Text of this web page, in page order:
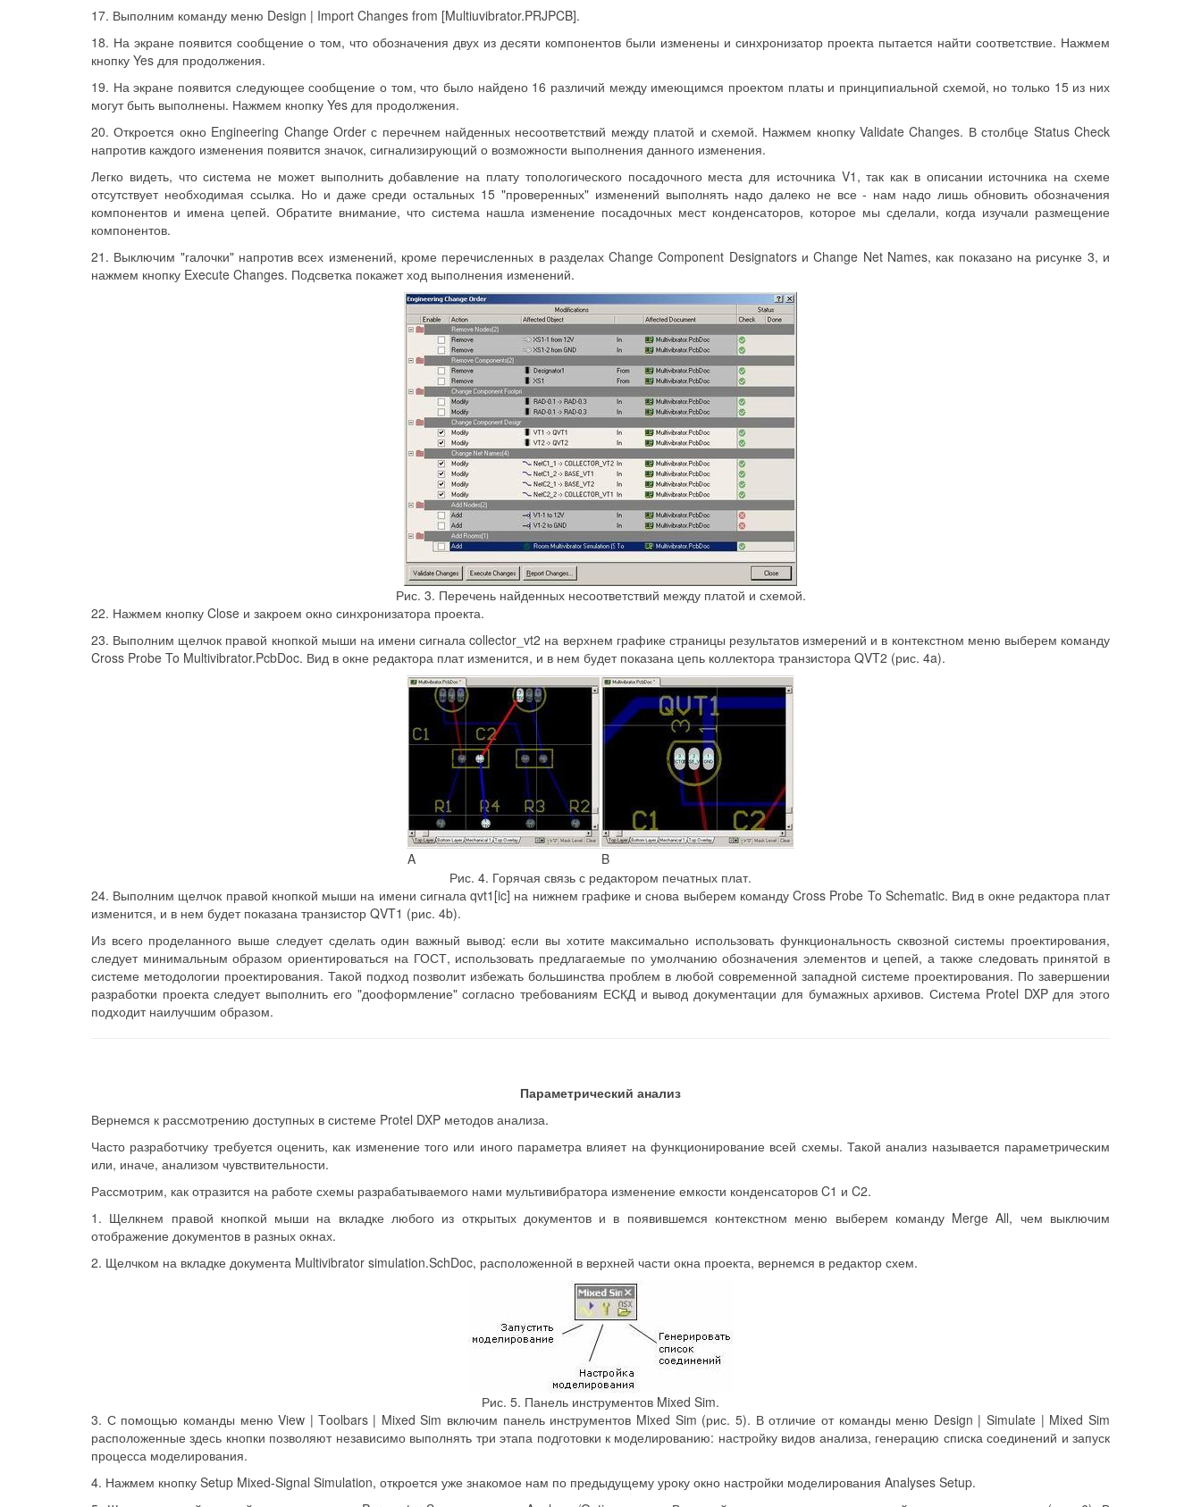
17. Выполним команду меню Design | Import Changes from [Multiuvibrator.PRJPCB].
18. На экране появится сообщение о том, что обозначения двух из десяти компонентов были изменены и синхронизатор проекта пытается найти соответствие. Нажмем
кнопку Yes для продолжения.
19. На экране появится следующее сообщение о том, что было найдено 16 различий между имеющимся проектом платы и принципиальной схемой, но только 15 из них
могут быть выполнены. Нажмем кнопку Yes для продолжения.
20. Откроется окно Engineering Change Order с перечнем найденных несоответствий между платой и схемой. Нажмем кнопку Validate Changes. В столбце Status Check
напротив каждого изменения появится значок, сигнализирующий о возможности выполнения данного изменения.
Легко видеть, что система не может выполнить добавление на плату топологического посадочного места для источника V1, так как в описании источника на схеме
отсутствует необходимая ссылка. Но и даже среди остальных 15 "проверенных" изменений выполнять надо далеко не все - нам надо лишь обновить обозначения
компонентов и имена цепей. Обратите внимание, что система нашла изменение посадочных мест конденсаторов, которое мы сделали, когда изучали размещение
компонентов.
21. Выключим "галочки" напротив всех изменений, кроме перечисленных в разделах Change Component Designators и Change Net Names, как показано на рисунке 3, и
нажмем кнопку Execute Changes. Подсветка покажет ход выполнения изменений.
Рис. 3. Перечень найденных несоответствий между платой и схемой.
22. Нажмем кнопку Close и закроем окно синхронизатора проекта.
23. Выполним щелчок правой кнопкой мыши на имени сигнала collector_vt2 на верхнем графике страницы результатов измерений и в контекстном меню выберем команду
Cross Probe To Multivibrator.PcbDoc. Вид в окне редактора плат изменится, и в нем будет показана цепь коллектора транзистора QVT2 (рис. 4a).
A
B
Рис. 4. Горячая связь с редактором печатных плат.
24. Выполним щелчок правой кнопкой мыши на имени сигнала qvt1[ic] на нижнем графике и снова выберем команду Cross Probe To Schematic. Вид в окне редактора плат
изменится, и в нем будет показана транзистор QVT1 (рис. 4b).
Из всего проделанного выше следует сделать один важный вывод: если вы хотите максимально использовать функциональность сквозной системы проектирования,
следует минимальным образом ориентироваться на ГОСТ, использовать предлагаемые по умолчанию обозначения элементов и цепей, а также следовать принятой в
системе методологии проектирования. Такой подход позволит избежать большинства проблем в любой современной западной системе проектирования. По завершении
разработки проекта следует выполнить его "дооформление" согласно требованиям ЕСКД и вывод документации для бумажных архивов. Система Protel DXP для этого
подходит наилучшим образом.
Параметрический анализ
Вернемся к рассмотрению доступных в системе Protel DXP методов анализа.
Часто разработчику требуется оценить, как изменение того или иного параметра влияет на функционирование всей схемы. Такой анализ называется параметрическим
или, иначе, анализом чувствительности.
Рассмотрим, как отразится на работе схемы разрабатываемого нами мультивибратора изменение емкости конденсаторов C1 и C2.
1. Щелкнем правой кнопкой мыши на вкладке любого из открытых документов и в появившемся контекстном меню выберем команду Merge All, чем выключим
отображение документов в разных окнах.
2. Щелчком на вкладке документа Multivibrator simulation.SchDoc, расположенной в верхней части окна проекта, вернемся в редактор схем.
Рис. 5. Панель инструментов Mixed Sim.
3. С помощью команды меню View | Toolbars | Mixed Sim включим панель инструментов Mixed Sim (рис. 5). В отличие от команды меню Design | Simulate | Mixed Sim
расположенные здесь кнопки позволяют независимо выполнять три этапа подготовки к моделированию: настройку видов анализа, генерацию списка соединений и запуск
процесса моделирования.
4. Нажмем кнопку Setup Mixed-Signal Simulation, откроется уже знакомое нам по предыдущему уроку окно настройки моделирования Analyses Setup.